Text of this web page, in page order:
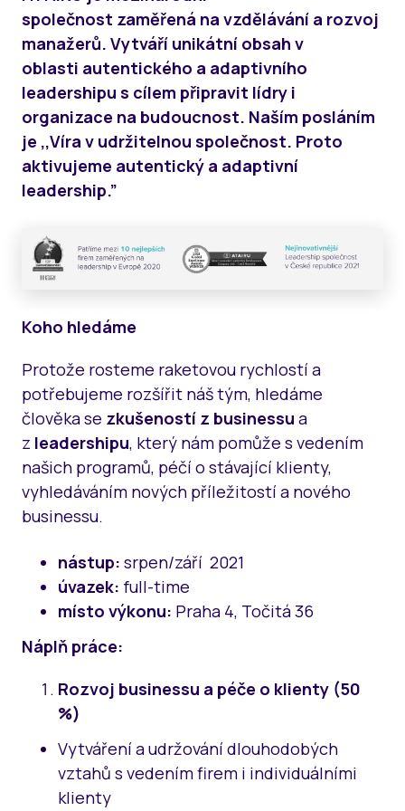
společnost zaměřená na vzdělávání a rozvoj
manažerů. Vytváří unikátní obsah v
oblasti autentického a adaptivního
leadershipu s cílem připravit lídry i
organizace na budoucnost. Naším posláním
je ,,Víra v udržitelnou společnost. Proto
aktivujeme autentický a adaptivní
leadership.”
Koho hledáme
Protože rosteme raketovou rychlostí a
potřebujeme rozšířit náš tým, hledáme
člověka se zkušeností z businessu a
z leadershipu, který nám pomůže s vedením
našich programů, péčí o stávající klienty,
vyhledáváním nových příležitostí a nového
businessu.
nástup: srpen/září 2021
úvazek: full-time
místo výkonu: Praha 4, Točitá 36
Náplň práce:
Rozvoj businessu a péče o klienty (50
%)
Vytváření a udržování dlouhodobých
vztahů s vedením firem i individuálními
klienty